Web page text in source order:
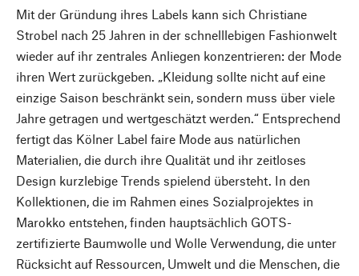
Mit der Gründung ihres Labels kann sich Christiane
Strobel nach 25 Jahren in der schnelllebigen Fashionwelt
wieder auf ihr zentrales Anliegen konzentrieren: der Mode
ihren Wert zurückgeben. „Kleidung sollte nicht auf eine
einzige Saison beschränkt sein, sondern muss über viele
Jahre getragen und wertgeschätzt werden.“ Entsprechend
fertigt das Kölner Label faire Mode aus natürlichen
Materialien, die durch ihre Qualität und ihr zeitloses
Design kurzlebige Trends spielend übersteht. In den
Kollektionen, die im Rahmen eines Sozialprojektes in
Marokko entstehen, finden hauptsächlich GOTS-
zertifizierte Baumwolle und Wolle Verwendung, die unter
Rücksicht auf Ressourcen, Umwelt und die Menschen, die